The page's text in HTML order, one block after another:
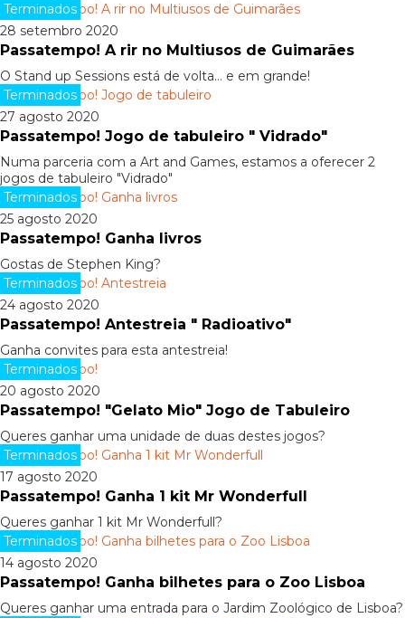
Terminados
28 setembro 2020
Passatempo! A rir no Multiusos de Guimarães
O Stand up Sessions está de volta… e em grande!
Terminados
27 agosto 2020
Passatempo! Jogo de tabuleiro " Vidrado"
Numa parceria com a Art and Games, estamos a oferecer 2
jogos de tabuleiro "Vidrado"
Terminados
25 agosto 2020
Passatempo! Ganha livros
Gostas de Stephen King?
Terminados
24 agosto 2020
Passatempo! Antestreia " Radioativo"
Ganha convites para esta antestreia!
Terminados
20 agosto 2020
Passatempo! "Gelato Mio" Jogo de Tabuleiro
Queres ganhar uma unidade de duas destes jogos?
Terminados
17 agosto 2020
Passatempo! Ganha 1 kit Mr Wonderfull
Queres ganhar 1 kit Mr Wonderfull?
Terminados
14 agosto 2020
Passatempo! Ganha bilhetes para o Zoo Lisboa
Queres ganhar uma entrada para o Jardim Zoológico de Lisboa?